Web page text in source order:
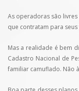
As operadoras são
que contratam para
Mas a realidade é bem
Cadastro Nacional de
familiar camuflado. Não